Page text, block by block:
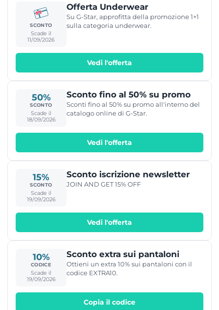
SCONTO
Scade il
11/09/2026
Offerta Underwear
Su G-Star, approfitta della promozione 1+1
sulla categoria underwear.
Vedi l'offerta
50%
SCONTO
Scade il
18/09/2026
Sconto fino al 50% su promo
Sconti fino al 50% su promo all'interno del
catalogo online di G-Star.
Vedi l'offerta
15%
SCONTO
Scade il
19/09/2026
Sconto iscrizione newsletter
JOIN AND GET 15% OFF
Vedi l'offerta
10%
CODICE
Scade il
19/09/2026
Sconto extra sui pantaloni
Ottieni un extra 10% sui pantaloni con il
codice EXTRA10.
Copia il codice